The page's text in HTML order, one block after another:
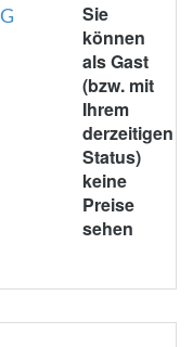
Sie
können
als Gast
(bzw. mit
Ihrem
derzeitigen
Status)
keine
Preise
sehen